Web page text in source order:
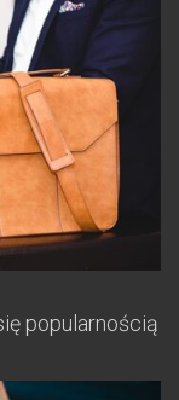
popularnością